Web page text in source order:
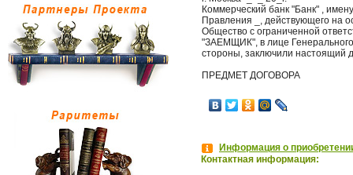
Коммерческий банк "Банк" ,
Правления _, действующего на
Общество с ограниченной
"ЗАЕМЩИК", в лице
стороны, заключили настоящий
ПРЕДМЕТ ДОГОВОРА
Информация о
Контактная информация: